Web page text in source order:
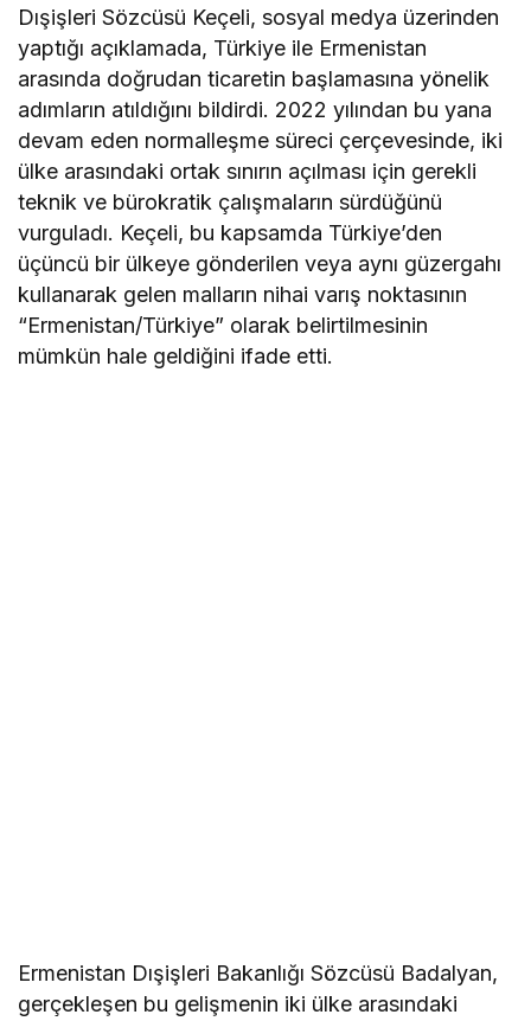
Dışişleri Sözcüsü Keçeli, sosyal medya üzerinden
yaptığı açıklamada, Türkiye ile Ermenistan
arasında doğrudan ticaretin başlamasına yönelik
adımların atıldığını bildirdi. 2022 yılından bu yana
devam eden normalleşme süreci çerçevesinde, iki
ülke arasındaki ortak sınırın açılması için gerekli
teknik ve bürokratik çalışmaların sürdüğünü
vurguladı. Keçeli, bu kapsamda Türkiye’den
üçüncü bir ülkeye gönderilen veya aynı güzergahı
kullanarak gelen malların nihai varış noktasının
“Ermenistan/Türkiye” olarak belirtilmesinin
mümkün hale geldiğini ifade etti.
Ermenistan Dışişleri Bakanlığı Sözcüsü Badalyan,
gerçekleşen bu gelişmenin iki ülke arasındaki